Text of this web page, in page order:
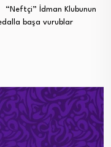
“Neftçi” İdman Klubunun
başa vurublar